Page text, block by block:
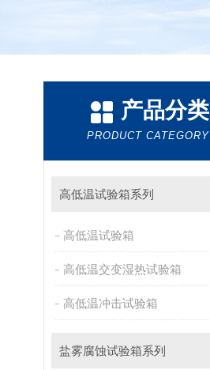
产品分类
PRODUCT CATEGORY
高低温试验箱系列
高低温试验箱
高低温交变湿热试验箱
高低温冲击试验箱
盐雾腐蚀试验箱系列